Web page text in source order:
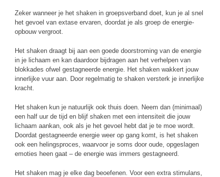
Zeker wanneer je het shaken in groepsverband doet, kun je al snel
het gevoel van extase ervaren, doordat je als groep de energie-
opbouw vergroot.
Het shaken draagt bij aan een goede doorstroming van de energie
in je lichaam en kan daardoor bijdragen aan het verhelpen van
blokkades ofwel gestagneerde energie. Het shaken wakkert jouw
innerlijke vuur aan. Door regelmatig te shaken versterk je innerlijke
kracht.
Het shaken kun je natuurlijk ook thuis doen. Neem dan (minimaal)
een half uur de tijd en blijf shaken met een intensiteit die jouw
lichaam aankan, ook als je het gevoel hebt dat je te moe wordt.
Doordat gestagneerde energie weer op gang komt, is het shaken
ook een helingsproces, waarvoor je soms door oude, opgeslagen
emoties heen gaat – de energie was immers gestagneerd.
Het shaken mag je elke dag beoefenen. Voor een extra stimulans,